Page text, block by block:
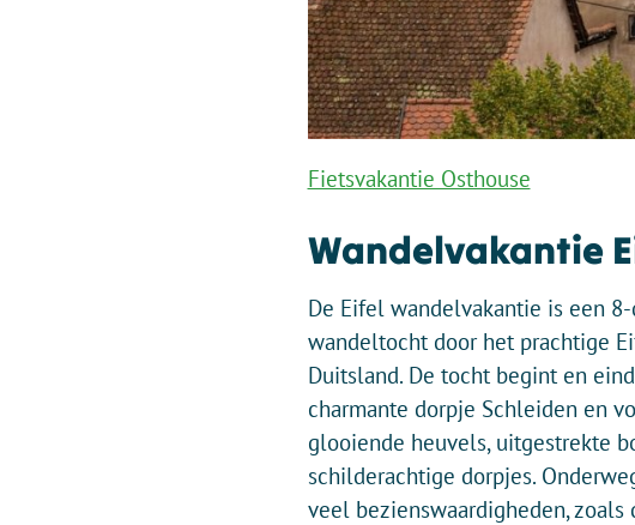
Fietsvakantie Osthouse
Wandelvakantie
De Eifel wandelvakantie is een 8-
wandeltocht door het prachtige
Duitsland. De tocht begint en
charmante dorpje Schleiden en
glooiende heuvels, uitgestrekte
schilderachtige dorpjes.
veel bezienswaardigheden, zoals